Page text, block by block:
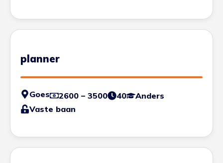
planner
Goes 2600 – 3500 40
Anders
Vaste baan